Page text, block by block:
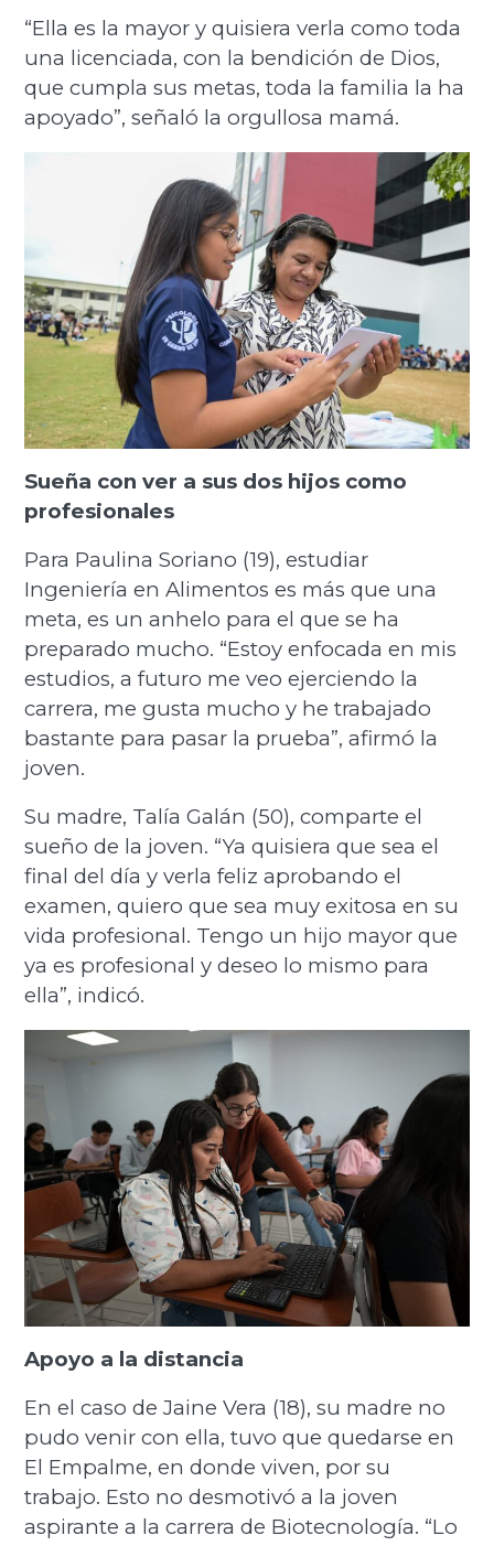
“Ella es la mayor y quisiera verla como toda
una licenciada, con la bendición de Dios,
que cumpla sus metas, toda la familia la ha
apoyado”, señaló la orgullosa mamá.
Sueña con ver a sus dos hijos como
profesionales
Para Paulina Soriano (19), estudiar
Ingeniería en Alimentos es más que una
meta, es un anhelo para el que se ha
preparado mucho. “Estoy enfocada en mis
estudios, a futuro me veo ejerciendo la
carrera, me gusta mucho y he trabajado
bastante para pasar la prueba”, afirmó la
joven.
Su madre, Talía Galán (50), comparte el
sueño de la joven. “Ya quisiera que sea el
final del día y verla feliz aprobando el
examen, quiero que sea muy exitosa en su
vida profesional. Tengo un hijo mayor que
ya es profesional y deseo lo mismo para
ella”, indicó.
Apoyo a la distancia
En el caso de Jaine Vera (18), su madre no
pudo venir con ella, tuvo que quedarse en
El Empalme, en donde viven, por su
trabajo. Esto no desmotivó a la joven
aspirante a la carrera de Biotecnología. “Lo